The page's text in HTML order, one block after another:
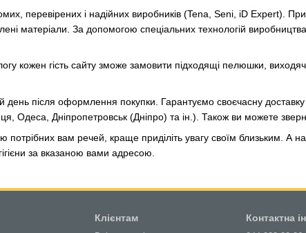
перевірених і надійних виробників (Tena, Seni, iD Expert).
матеріали. За допомогою спеціальних технологій
кожен гість сайту зможе замовити підходящі пелюшки,
день після оформлення покупки. Гарантуємо своєчасну
Одеса, Дніпропетровськ (Дніпро) та ін.). Також ви можете
потрібних вам речей, краще приділіть увагу своїм близьким. А
за вказаною вами адресою.
Клієнтам Контактна